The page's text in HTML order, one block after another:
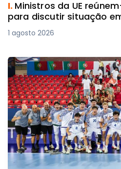
I. Ministros da UE
para discutir situação
1 agosto 2026